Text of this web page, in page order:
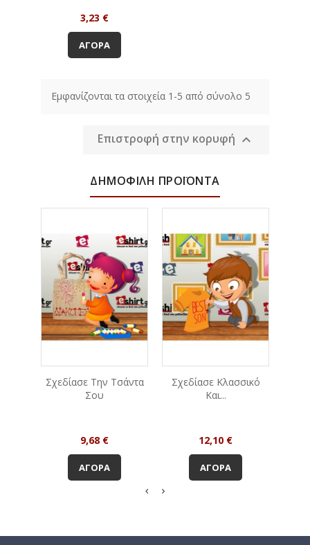
Τιμή
3,23 €
ΑΓΟΡΆ
Εμφανίζονται τα στοιχεία 1-5 από σύνολο 5
Επιστροφή στην κορυφή 
ΔΗΜΟΦΙΛΉ ΠΡΟΪΌΝΤΑ
Σχεδίασε Την Τσάντα
Σου
Τιμή
9,68 €
ΑΓΟΡΆ
Σχεδίασε Κλασσικό
Και...
Τιμή
12,10 €
ΑΓΟΡΆ